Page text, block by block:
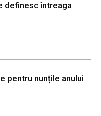
definesc întreaga
pentru nunțile anului